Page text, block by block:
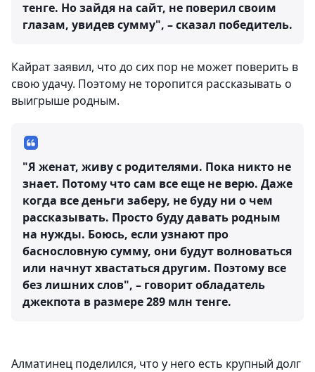
тенге. Но зайдя на сайт, не поверил своим
глазам, увидев сумму", – сказал победитель.
Кайрат заявил, что до сих пор не может поверить в
свою удачу. Поэтому не торопится рассказывать о
выигрыше родным.
"Я женат, живу с родителями. Пока никто не
знает. Потому что сам все еще не верю. Даже
когда все деньги заберу, не буду ни о чем
рассказывать. Просто буду давать родным
на нужды. Боюсь, если узнают про
баснословную сумму, они будут волноваться
или начнут хвастаться другим. Поэтому все
без лишних слов", – говорит обладатель
джекпота в размере 289 млн тенге.
Алматинец поделился, что у него есть крупный долг